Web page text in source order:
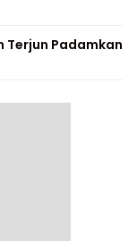
Terjun Padamkan